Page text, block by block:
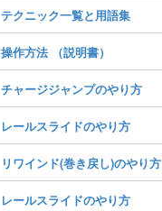
テクニック一覧と用語集
操作方法 （説明書）
チャージジャンプのやり方
レールスライドのやり方
リワインド(巻き戻し)のやり方
レールスライドのやり方